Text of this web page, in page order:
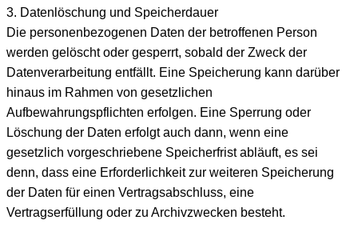
3. Datenlöschung und Speicherdauer
Die personenbezogenen Daten der betroffenen Person
werden gelöscht oder gesperrt, sobald der Zweck der
Datenverarbeitung entfällt. Eine Speicherung kann darüber
hinaus im Rahmen von gesetzlichen
Aufbewahrungspflichten erfolgen. Eine Sperrung oder
Löschung der Daten erfolgt auch dann, wenn eine
gesetzlich vorgeschriebene Speicherfrist abläuft, es sei
denn, dass eine Erforderlichkeit zur weiteren Speicherung
der Daten für einen Vertragsabschluss, eine
Vertragserfüllung oder zu Archivzwecken besteht.